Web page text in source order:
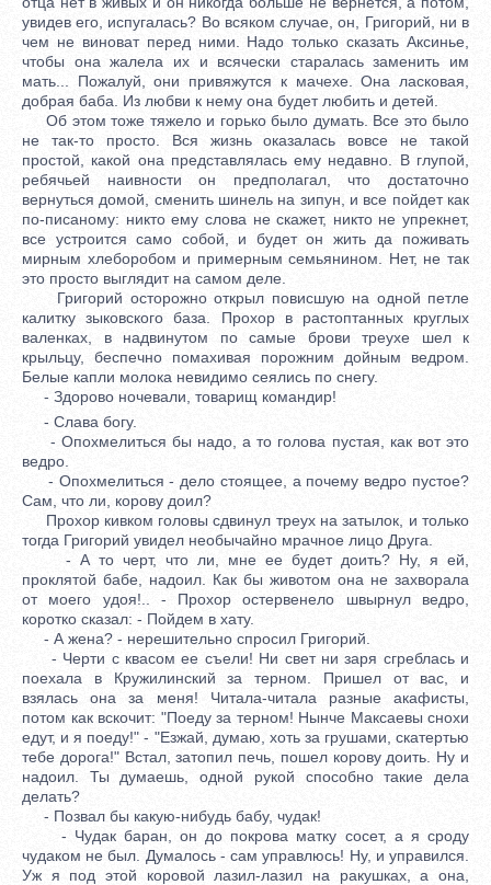
увидев его, испугалась? Во всяком случае, он, Григорий, ни в
чем не виноват перед ними. Надо только сказать Аксинье,
чтобы она жалела их и всячески старалась заменить им
мать... Пожалуй, они привяжутся к мачехе. Она ласковая,
добрая баба. Из любви к нему она будет любить и детей.
Об этом тоже тяжело и горько было думать. Все это было
не так-то просто. Вся жизнь оказалась вовсе не такой
простой, какой она представлялась ему недавно. В глупой,
ребячьей наивности он предполагал, что достаточно
вернуться домой, сменить шинель на зипун, и все пойдет как
по-писаному: никто ему слова не скажет, никто не упрекнет,
все устроится само собой, и будет он жить да поживать
мирным хлеборобом и примерным семьянином. Нет, не так
это просто выглядит на самом деле.
Григорий осторожно открыл повисшую на одной петле
калитку зыковского база. Прохор в растоптанных круглых
валенках, в надвинутом по самые брови треухе шел к
крыльцу, беспечно помахивая порожним дойным ведром.
Белые капли молока невидимо сеялись по снегу.
- Здорово ночевали, товарищ командир!
- Слава богу.
- Опохмелиться бы надо, а то голова пустая, как вот это
ведро.
- Опохмелиться - дело стоящее, а почему ведро пустое?
Сам, что ли, корову доил?
Прохор кивком головы сдвинул треух на затылок, и только
тогда Григорий увидел необычайно мрачное лицо Друга.
- А то черт, что ли, мне ее будет доить? Ну, я ей,
проклятой бабе, надоил. Как бы животом она не захворала
от моего удоя!.. - Прохор остервенело швырнул ведро,
коротко сказал: - Пойдем в хату.
- А жена? - нерешительно спросил Григорий.
- Черти с квасом ее съели! Ни свет ни заря сгреблась и
поехала в Кружилинский за терном. Пришел от вас, и
взялась она за меня! Читала-читала разные акафисты,
потом как вскочит: "Поеду за терном! Нынче Максаевы снохи
едут, и я поеду!" - "Езжай, думаю, хоть за грушами, скатертью
тебе дорога!" Встал, затопил печь, пошел корову доить. Ну и
надоил. Ты думаешь, одной рукой способно такие дела
делать?
- Позвал бы какую-нибудь бабу, чудак!
- Чудак баран, он до покрова матку сосет, а я сроду
чудаком не был. Думалось - сам управлюсь! Ну, и управился.
Уж я под этой коровой лазил-лазил на ракушках, а она,